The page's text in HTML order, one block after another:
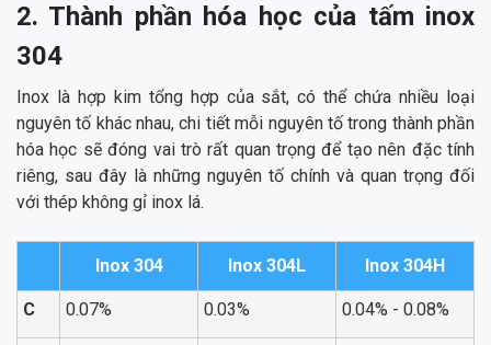
2. Thành phần hóa học của tấm inox
304
Inox là hợp kim tổng hợp của sắt, có thể chứa nhiều loại
nguyên tố khác nhau, chi tiết mỗi nguyên tố trong thành phần
hóa học sẽ đóng vai trò rất quan trọng để tạo nên đặc tính
riêng, sau đây là những nguyên tố chính và quan trọng đối
với thép không gỉ inox lá.
Inox 304 Inox 304L Inox 304H
C 0.07% 0.03% 0.04% - 0.08%